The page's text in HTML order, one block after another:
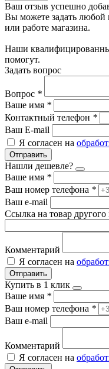
Ваш отзыв успешно
Вы можете задать любой
или работе магазина.
Наши
помогут.
Задать вопрос
Вопрос *
Ваше имя *
Контактный телефон *
Ваш E-mail
Я согласен на
Отправить
Нашли дешевле?
Ваше имя *
Ваш номер телефона *
Ваш e-mail
Ссылка на товар другого
Комментарий
Я согласен на
Отправить
Купить в 1 клик
Ваше имя *
Ваш номер телефона *
Ваш e-mail
Комментарий
Я согласен на